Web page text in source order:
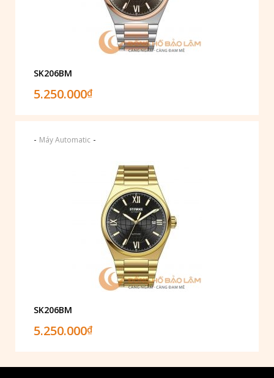
SK206BM
5.250.000₫
- Máy Automatic -
SK206BM
5.250.000₫